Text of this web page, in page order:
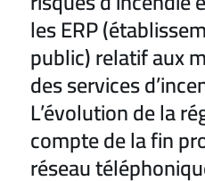
les ERP
public) relatif aux
des services
L’évolution de la
compte de la fin
réseau